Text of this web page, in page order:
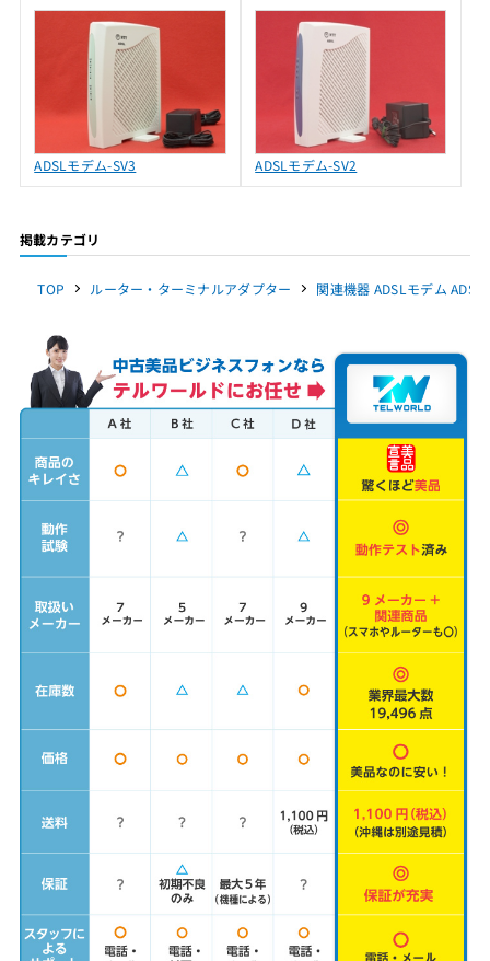
ADSLモデム-SV3 ADSLモデム-SV2
掲載カテゴリ
TOP ルーター・ターミナルアダプター 関連機器 ADSLモデム ADSL